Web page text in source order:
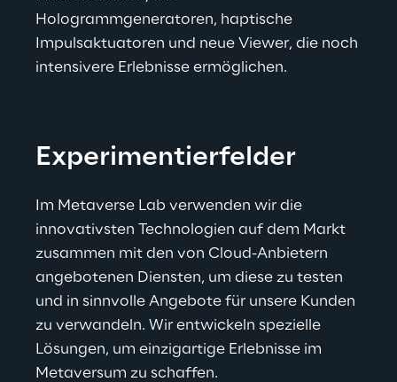
Hologrammgeneratoren, haptische
Impulsaktuatoren und neue Viewer, die noch
intensivere Erlebnisse ermöglichen.
Experimentierfelder
Im Metaverse Lab verwenden wir die
innovativsten Technologien auf dem Markt
zusammen mit den von Cloud-Anbietern
angebotenen Diensten, um diese zu testen
und in sinnvolle Angebote für unsere Kunden
zu verwandeln. Wir entwickeln spezielle
Lösungen, um einzigartige Erlebnisse im
Metaversum zu schaffen.